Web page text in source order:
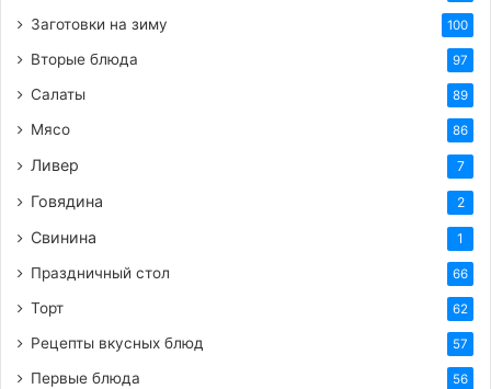
Заготовки на зиму 100
Вторые блюда 97
Салаты 89
Мясо 86
Ливер 7
Говядина 2
Свинина 1
Праздничный стол 66
Торт 62
Рецепты вкусных блюд 57
Первые блюда 56